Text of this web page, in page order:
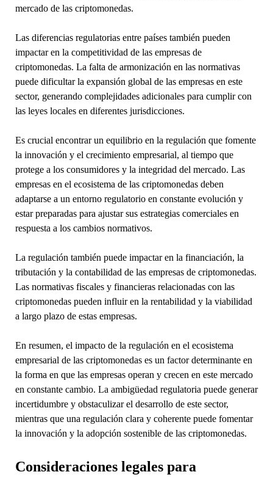
mercado de las criptomonedas.
Las diferencias regulatorias entre países también pueden
impactar en la competitividad de las empresas de
criptomonedas. La falta de armonización en las normativas
puede dificultar la expansión global de las empresas en este
sector, generando complejidades adicionales para cumplir con
las leyes locales en diferentes jurisdicciones.
Es crucial encontrar un equilibrio en la regulación que fomente
la innovación y el crecimiento empresarial, al tiempo que
protege a los consumidores y la integridad del mercado. Las
empresas en el ecosistema de las criptomonedas deben
adaptarse a un entorno regulatorio en constante evolución y
estar preparadas para ajustar sus estrategias comerciales en
respuesta a los cambios normativos.
La regulación también puede impactar en la financiación, la
tributación y la contabilidad de las empresas de criptomonedas.
Las normativas fiscales y financieras relacionadas con las
criptomonedas pueden influir en la rentabilidad y la viabilidad
a largo plazo de estas empresas.
En resumen, el impacto de la regulación en el ecosistema
empresarial de las criptomonedas es un factor determinante en
la forma en que las empresas operan y crecen en este mercado
en constante cambio. La ambigüedad regulatoria puede generar
incertidumbre y obstaculizar el desarrollo de este sector,
mientras que una regulación clara y coherente puede fomentar
la innovación y la adopción sostenible de las criptomonedas.
Consideraciones legales para